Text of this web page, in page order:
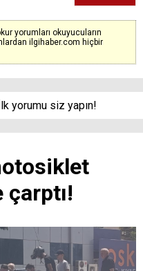
yorumları okuyucuların
ilgihaber.com hiçbir
yorumu siz yapın!